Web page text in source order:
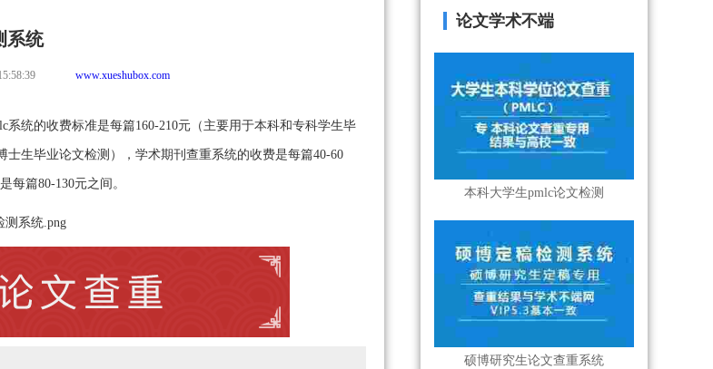
系统
www.xueshubox.com
统的收费标准是每篇160-210元（主要用于本科和专科学生毕
生毕业论文检测），学术期刊查重系统的收费是每篇40-60
每篇80-130元之间。
论文学术不端
本科大学生pmlc论文检测
硕博研究生论文查重系统